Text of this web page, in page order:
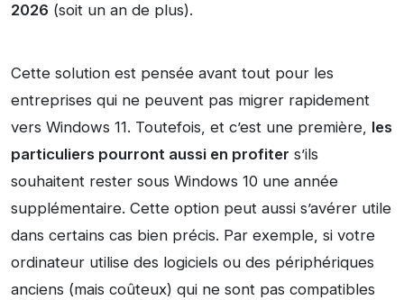
2026 (soit un an de plus).
Cette solution est pensée avant tout pour les
entreprises qui ne peuvent pas migrer rapidement
vers Windows 11. Toutefois, et c’est une première, les
particuliers pourront aussi en profiter s’ils
souhaitent rester sous Windows 10 une année
supplémentaire. Cette option peut aussi s’avérer utile
dans certains cas bien précis. Par exemple, si votre
ordinateur utilise des logiciels ou des périphériques
anciens (mais coûteux) qui ne sont pas compatibles